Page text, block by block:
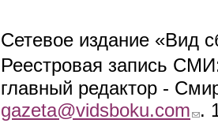
Сетевое издание «Вид
Реестровая запись
главный редактор -
gazeta@vidsboku.com (link
.